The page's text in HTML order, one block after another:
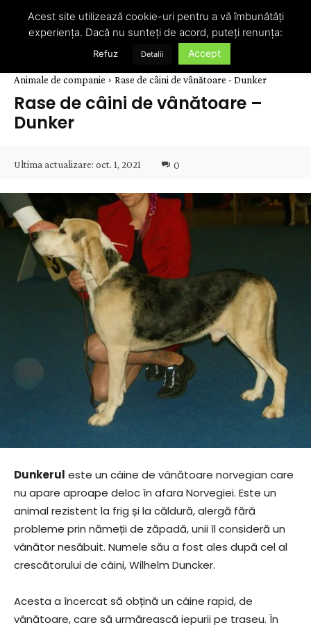
Animale de companie Rase de câini de vânătoare - Dunker
Rase de câini de vânătoare –
Dunker
Ultima actualizare: oct. 1, 2021 0
Dunkerul este un câine de vânătoare norvegian care
nu apare aproape deloc în afara Norvegiei. Este un
animal rezistent la frig și la căldură, alergă fără
probleme prin nămeții de zăpadă, unii îl consideră un
vânător nesăbuit. Numele său a fost ales după cel al
crescătorului de câini, Wilhelm Duncker.
Acesta a încercat să obțină un câine rapid, de
vânătoare, care să urmărească iepurii pe traseu. În
Acest site utilizează cookie-uri pentru a vă îmbunătăți
experiența. Dacă nu sunteți de acord, puteți renunța:
Refuz Detalii Accept